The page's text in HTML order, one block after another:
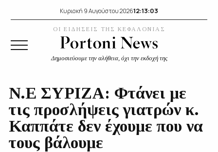
Κυριακή 9 Αυγούστου 202612:13:04
ΟΙ ΕΙΔΗΣΕΙΣ ΤΗΣ ΚΕΦΑΛΟΝΙΑΣ
Δημοσιεύουμε την αλήθεια, όχι την εκδοχή της
Ν.Ε ΣΥΡΙΖΑ: Φτάνει με
τις προσλήψεις γιατρών κ.
Καππάτε δεν έχουμε που να
τους βάλουμε